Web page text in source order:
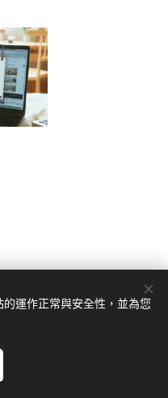
路1020號
運作正常與安全性，並為您